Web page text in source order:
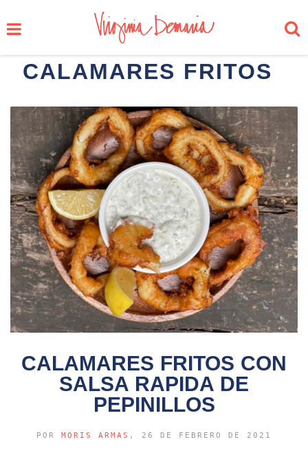
CALAMARES FRITOS
CALAMARES FRITOS CON
SALSA RAPIDA DE
PEPINILLOS
POR MORIS ARMAS , 26 DE FEBRERO DE 2021